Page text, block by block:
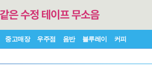
중고매장 우주점 음반 블루레이 커피